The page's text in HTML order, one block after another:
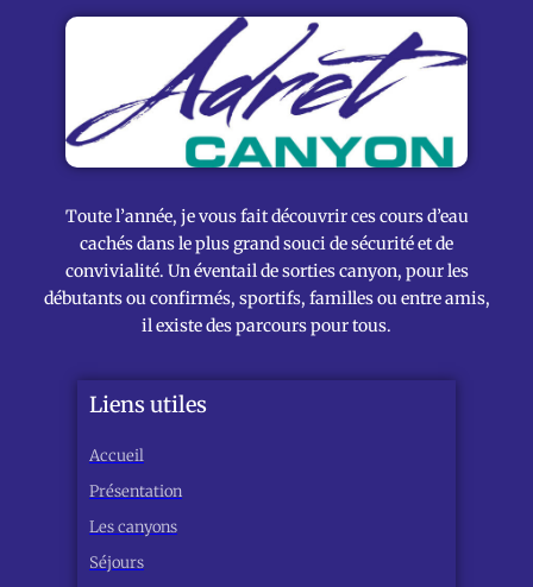
Toute l’année, je vous fait découvrir ces cours d’eau
cachés dans le plus grand souci de sécurité et de
convivialité. Un éventail de sorties canyon, pour les
débutants ou confirmés, sportifs, familles ou entre amis,
il existe des parcours pour tous.
Liens utiles
Accueil
Présentation
Les canyons
Séjours